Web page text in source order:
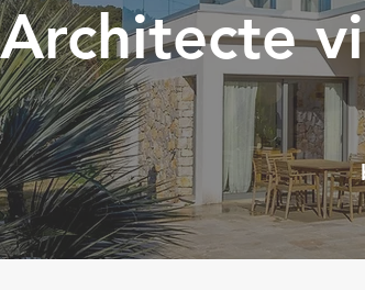
Architecte